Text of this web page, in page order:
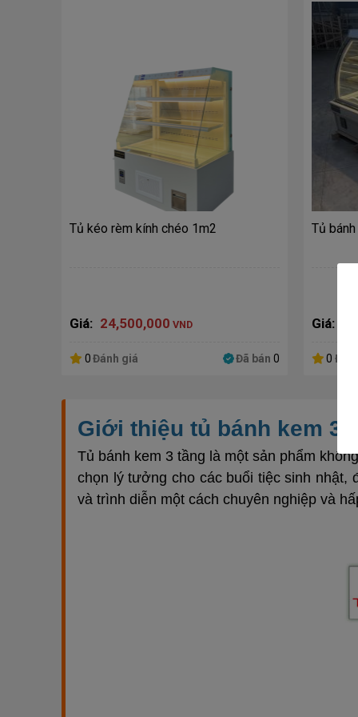
Tủ kéo rèm kính chéo 1m2
Giá: 24,500,000 VND
0Đánh giá Đã bán 0
Tủ
Giá:
0
Giới thiệu tủ bánh kem 3
Tủ bánh kem 3 tầng là một sản phẩm
chọn lý tưởng cho các buổi tiệc sinh
và trình diễn một cách chuyên nghiệp và